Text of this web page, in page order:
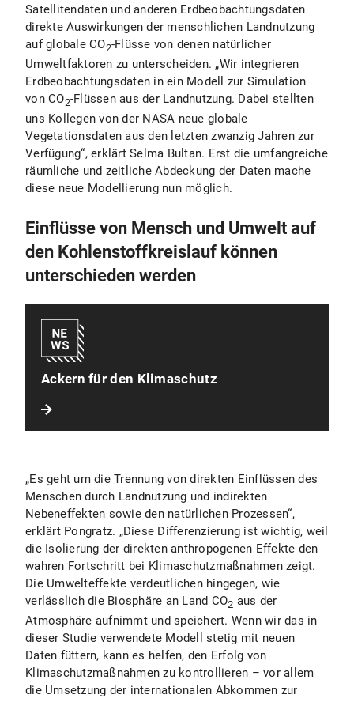
Satellitendaten und anderen Erdbeobachtungsdaten
direkte Auswirkungen der menschlichen Landnutzung
auf globale CO2-Flüsse von denen natürlicher
Umweltfaktoren zu unterscheiden. „Wir integrieren
Erdbeobachtungsdaten in ein Modell zur Simulation
von CO2-Flüssen aus der Landnutzung. Dabei stellten
uns Kollegen von der NASA neue globale
Vegetationsdaten aus den letzten zwanzig Jahren zur
Verfügung“, erklärt Selma Bultan. Erst die umfangreiche
räumliche und zeitliche Abdeckung der Daten mache
diese neue Modellierung nun möglich.
Einflüsse von Mensch und Umwelt auf
den Kohlenstoffkreislauf können
unterschieden werden
Ackern für den Klimaschutz
„Es geht um die Trennung von direkten Einflüssen des
Menschen durch Landnutzung und indirekten
Nebeneffekten sowie den natürlichen Prozessen“,
erklärt Pongratz. „Diese Differenzierung ist wichtig, weil
die Isolierung der direkten anthropogenen Effekte den
wahren Fortschritt bei Klimaschutzmaßnahmen zeigt.
Die Umwelteffekte verdeutlichen hingegen, wie
verlässlich die Biosphäre an Land CO2 aus der
Atmosphäre aufnimmt und speichert. Wenn wir das in
dieser Studie verwendete Modell stetig mit neuen
Daten füttern, kann es helfen, den Erfolg von
Klimaschutzmaßnahmen zu kontrollieren – vor allem
die Umsetzung der internationalen Abkommen zur